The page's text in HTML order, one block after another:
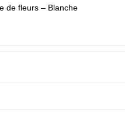
de fleurs – Blanche